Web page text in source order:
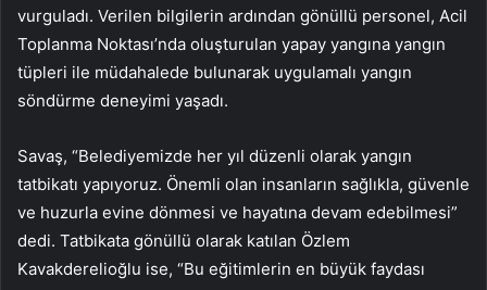
vurguladı. Verilen bilgilerin ardından gönüllü personel, Acil
Toplanma Noktası’nda oluşturulan yapay yangına yangın
tüpleri ile müdahalede bulunarak uygulamalı yangın
söndürme deneyimi yaşadı.
Savaş, “Belediyemizde her yıl düzenli olarak yangın
tatbikatı yapıyoruz. Önemli olan insanların sağlıkla, güvenle
ve huzurla evine dönmesi ve hayatına devam edebilmesi”
dedi. Tatbikata gönüllü olarak katılan Özlem
Kavakderelioğlu ise, “Bu eğitimlerin en büyük faydası